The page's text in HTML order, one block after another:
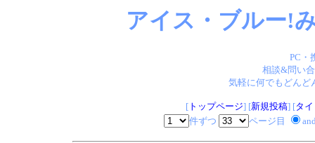
アイス・ブルー!
PC・
相談&問い
気軽に何でもどん
[トップページ] [新規投稿] [タ
件ずつ
ページ目